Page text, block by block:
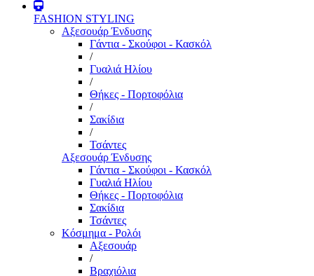
FASHION STYLING
Αξεσουάρ Ένδυσης
Γάντια - Σκούφοι - Κασκόλ
/
Γυαλιά Ηλίου
/
Θήκες - Πορτοφόλια
/
Σακίδια
/
Τσάντες
Αξεσουάρ Ένδυσης
Γάντια - Σκούφοι - Κασκόλ
Γυαλιά Ηλίου
Θήκες - Πορτοφόλια
Σακίδια
Τσάντες
Κόσμημα - Ρολόι
Αξεσουάρ
/
Βραχιόλια